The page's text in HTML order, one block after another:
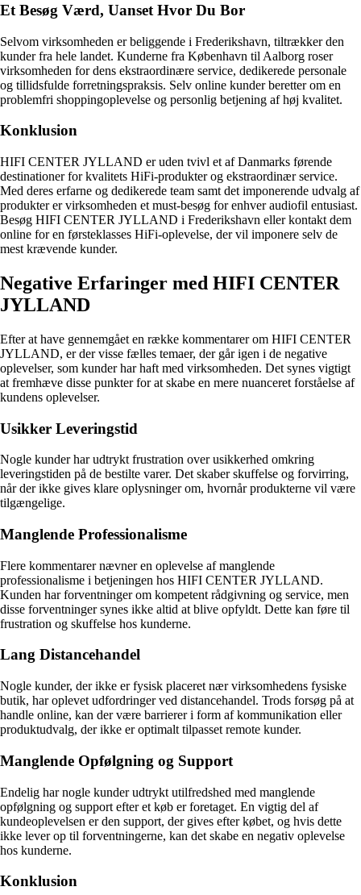
Et Besøg Værd, Uanset Hvor Du Bor
Selvom virksomheden er beliggende i Frederikshavn, tiltrækker den
kunder fra hele landet. Kunderne fra København til Aalborg roser
virksomheden for dens ekstraordinære service, dedikerede personale
og tillidsfulde forretningspraksis. Selv online kunder beretter om en
problemfri shoppingoplevelse og personlig betjening af høj kvalitet.
Konklusion
HIFI CENTER JYLLAND er uden tvivl et af Danmarks førende
destinationer for kvalitets HiFi-produkter og ekstraordinær service.
Med deres erfarne og dedikerede team samt det imponerende udvalg af
produkter er virksomheden et must-besøg for enhver audiofil entusiast.
Besøg HIFI CENTER JYLLAND i Frederikshavn eller kontakt dem
online for en førsteklasses HiFi-oplevelse, der vil imponere selv de
mest krævende kunder.
Negative Erfaringer med HIFI CENTER
JYLLAND
Efter at have gennemgået en række kommentarer om HIFI CENTER
JYLLAND, er der visse fælles temaer, der går igen i de negative
oplevelser, som kunder har haft med virksomheden. Det synes vigtigt
at fremhæve disse punkter for at skabe en mere nuanceret forståelse af
kundens oplevelser.
Usikker Leveringstid
Nogle kunder har udtrykt frustration over usikkerhed omkring
leveringstiden på de bestilte varer. Det skaber skuffelse og forvirring,
når der ikke gives klare oplysninger om, hvornår produkterne vil være
tilgængelige.
Manglende Professionalisme
Flere kommentarer nævner en oplevelse af manglende
professionalisme i betjeningen hos HIFI CENTER JYLLAND.
Kunden har forventninger om kompetent rådgivning og service, men
disse forventninger synes ikke altid at blive opfyldt. Dette kan føre til
frustration og skuffelse hos kunderne.
Lang Distancehandel
Nogle kunder, der ikke er fysisk placeret nær virksomhedens fysiske
butik, har oplevet udfordringer ved distancehandel. Trods forsøg på at
handle online, kan der være barrierer i form af kommunikation eller
produktudvalg, der ikke er optimalt tilpasset remote kunder.
Manglende Opfølgning og Support
Endelig har nogle kunder udtrykt utilfredshed med manglende
opfølgning og support efter et køb er foretaget. En vigtig del af
kundeoplevelsen er den support, der gives efter købet, og hvis dette
ikke lever op til forventningerne, kan det skabe en negativ oplevelse
hos kunderne.
Konklusion